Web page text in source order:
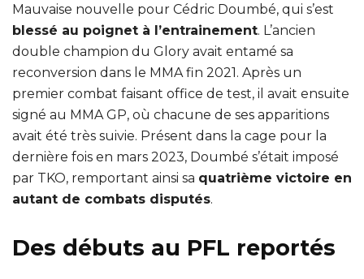
Mauvaise nouvelle pour Cédric Doumbé, qui s’est
blessé au poignet à l’entrainement. L’ancien
double champion du Glory avait entamé sa
reconversion dans le MMA fin 2021. Après un
premier combat faisant office de test, il avait ensuite
signé au MMA GP, où chacune de ses apparitions
avait été très suivie. Présent dans la cage pour la
dernière fois en mars 2023, Doumbé s’était imposé
par TKO, remportant ainsi sa quatrième victoire en
autant de combats disputés.
Des débuts au PFL reportés